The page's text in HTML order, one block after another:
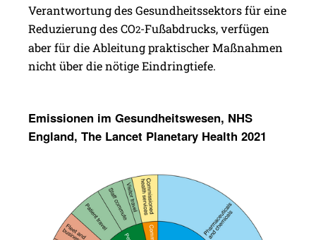
Verantwortung des Gesundheitssektors für eine
Reduzierung des CO2-Fußabdrucks, verfügen
aber für die Ableitung praktischer Maßnahmen
nicht über die nötige Eindringtiefe.
Emis­sionen im Gesund­heits­wesen, NHS
England, The Lancet Plane­tary Health 2021